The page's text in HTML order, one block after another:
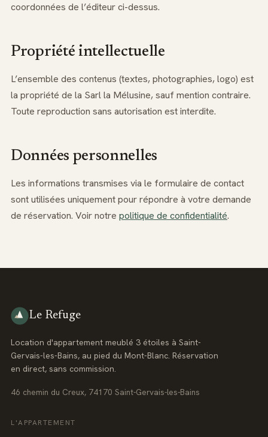
coordonnées de l’éditeur ci-dessus.
Propriété intellectuelle
L’ensemble des contenus (textes, photographies, logo) est
la propriété de la Sarl la Mélusine, sauf mention contraire.
Toute reproduction sans autorisation est interdite.
Données personnelles
Les informations transmises via le formulaire de contact
sont utilisées uniquement pour répondre à votre demande
de réservation. Voir notre politique de confidentialité.
Le Refuge
Location d'appartement meublé 3 étoiles à Saint-
Gervais-les-Bains, au pied du Mont-Blanc. Réservation
en direct, sans commission.
46 chemin du Creux, 74170 Saint-Gervais-les-Bains
L'APPARTEMENT